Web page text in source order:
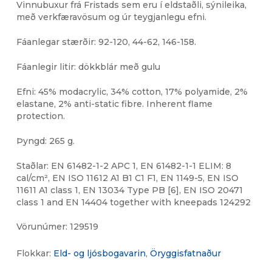
Vinnubuxur frá Fristads sem eru í eldstaðli, sýnileika,
með verkfæravösum og úr teygjanlegu efni.
Fáanlegar stærðir: 92-120, 44-62, 146-158.
Fáanlegir litir: dökkblár með gulu
Efni: 45% modacrylic, 34% cotton, 17% polyamide, 2%
elastane, 2% anti-static fibre. Inherent flame
protection.
Þyngd: 265 g.
Staðlar: EN 61482-1-2 APC 1, EN 61482-1-1 ELIM: 8
cal/cm², EN ISO 11612 A1 B1 C1 F1, EN 1149-5, EN ISO
11611 A1 class 1, EN 13034 Type PB [6], EN ISO 20471
class 1 and EN 14404 together with kneepads 124292
Vörunúmer: 129519
Flokkar: Eld- og ljósbogavarin, Öryggisfatnaður